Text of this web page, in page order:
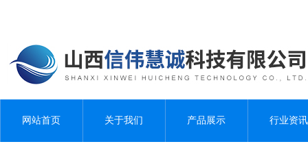
网站首页 关于我们 产品展示 行业资讯